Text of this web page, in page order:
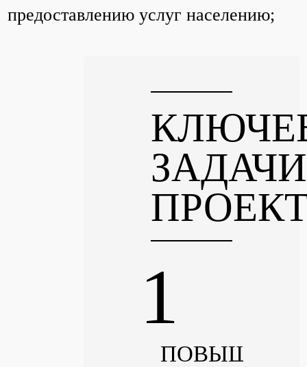
предоставлению услуг населению;
ЗАДАЧИ